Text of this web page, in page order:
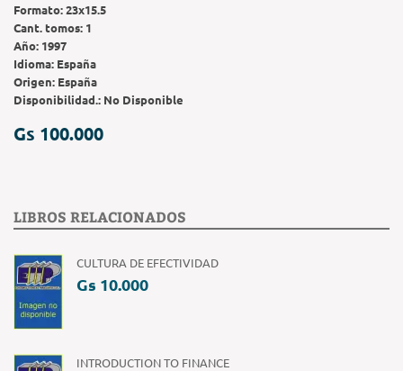
Formato:23x15.5
Cant. tomos: 1
Año: 1997
Idioma: España
Origen: España
Disponibilidad.: No Disponible
Gs 100.000
LIBROS RELACIONADOS
CULTURA DE EFECTIVIDAD
Gs 10.000
INTRODUCTION TO FINANCE